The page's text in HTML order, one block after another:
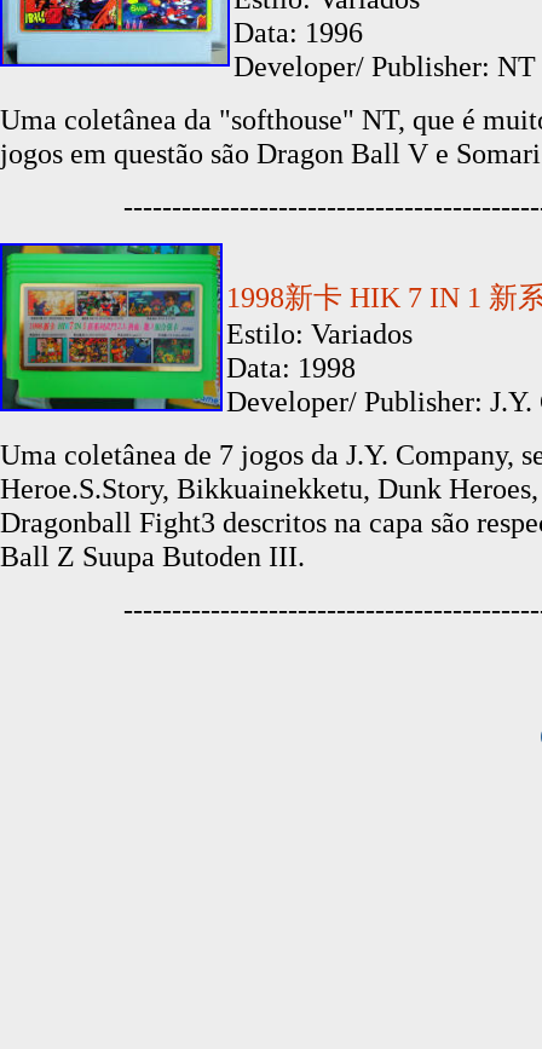
Data: 1996
Developer/ Publisher:
Uma coletânea da "softhouse" NT, que é
jogos em questão são Dragon Ball V e
1998新卡 HIK 7 IN 1 新
Estilo: Variados
Data: 1998
Developer/ Publisher: J.Y.
Uma coletânea de 7 jogos da J.Y. Company,
Heroe.S.Story, Bikkuainekketu, Dunk
Dragonball Fight3 descritos na capa são
Ball Z Suupa Butoden III.